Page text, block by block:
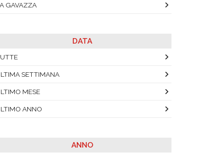
GAVAZZA
DATA
SETTIMANA
MESE
ANNO
ANNO